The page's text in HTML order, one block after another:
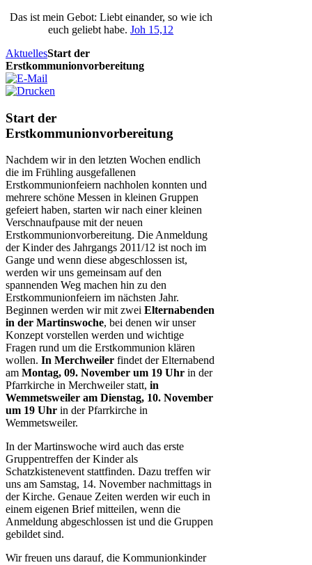
Das ist mein Gebot: Liebt einander, so wie ich
euch geliebt habe.Joh 15,12
AktuellesStart der
Erstkommunionvorbereitung
Start der
Erstkommunionvorbereitung
Nachdem wir in den letzten Wochen endlich
die im Frühling ausgefallenen
Erstkommunionfeiern nachholen konnten und
mehrere schöne Messen in kleinen Gruppen
gefeiert haben, starten wir nach einer kleinen
Verschnaufpause mit der neuen
Erstkommunionvorbereitung. Die Anmeldung
der Kinder des Jahrgangs 2011/12 ist noch im
Gange und wenn diese abgeschlossen ist,
werden wir uns gemeinsam auf den
spannenden Weg machen hin zu den
Erstkommunionfeiern im nächsten Jahr.
Beginnen werden wir mit zwei Elternabenden
in der Martinswoche, bei denen wir unser
Konzept vorstellen werden und wichtige
Fragen rund um die Erstkommunion klären
wollen. In Merchweiler findet der Elternabend
am Montag, 09. November um 19 Uhr in der
Pfarrkirche in Merchweiler statt, in
Wemmetsweiler am Dienstag, 10. November
um 19 Uhr in der Pfarrkirche in
Wemmetsweiler.
In der Martinswoche wird auch das erste
Gruppentreffen der Kinder als
Schatzkistenevent stattfinden. Dazu treffen wir
uns am Samstag, 14. November nachmittags in
der Kirche. Genaue Zeiten werden wir euch in
einem eigenen Brief mitteilen, wenn die
Anmeldung abgeschlossen ist und die Gruppen
gebildet sind.
Wir freuen uns darauf, die Kommunionkinder